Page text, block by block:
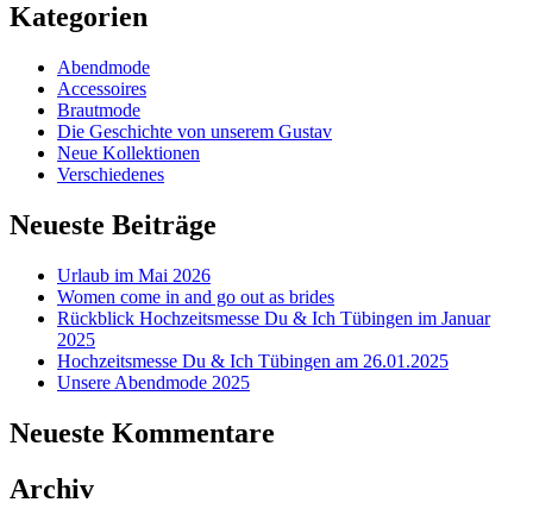
Kategorien
Abendmode
Accessoires
Brautmode
Die Geschichte von unserem Gustav
Neue Kollektionen
Verschiedenes
Neueste Beiträge
Urlaub im Mai 2026
Women come in and go out as brides
Rückblick Hochzeitsmesse Du & Ich Tübingen im Januar
2025
Hochzeitsmesse Du & Ich Tübingen am 26.01.2025
Unsere Abendmode 2025
Neueste Kommentare
Archiv